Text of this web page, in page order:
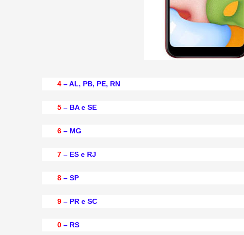
4 – AL, PB, PE, RN
5 – BA e SE
6 – MG
7 – ES e RJ
8 – SP
9 – PR e SC
0 – RS